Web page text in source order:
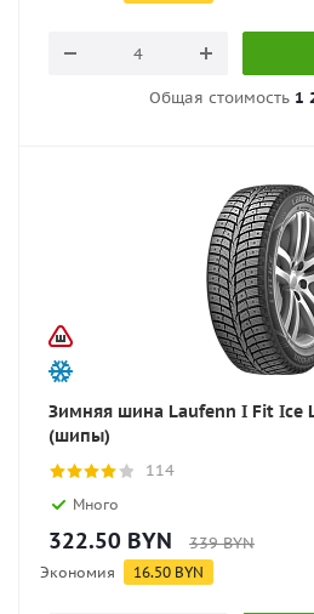
Общая стоимость 1
Зимняя шина Laufenn I Fit Ice
(шипы)
114
Много
322.50 BYN 339BYN
Экономия 16.50 BYN